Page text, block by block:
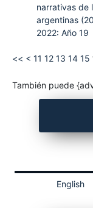
narrativas de
argentinas
2022: Año 19
<< < 11 12 13 14 15
También puede
English